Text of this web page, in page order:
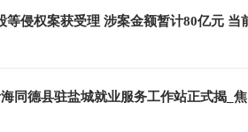
等侵权案获受理 涉案金额暂计80亿元 当
携手，乐业盐都 青海同德县驻盐城就业服务工作站正式揭